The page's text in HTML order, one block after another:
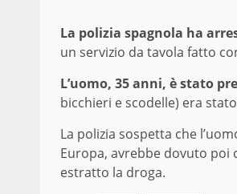
La polizia spagnola ha
un servizio da tavola fatto
L’uomo, 35 anni, è stato
bicchieri e scodelle) era
La polizia sospetta che
Europa, avrebbe dovuto poi
estratto la droga.